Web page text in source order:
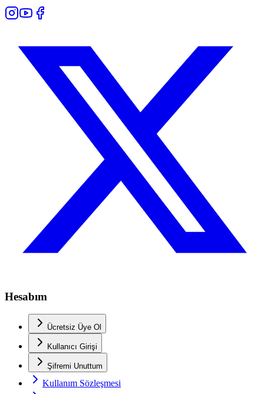
Hesabım
Ücretsiz Üye Ol
Kullanıcı Girişi
Şifremi Unuttum
Kullanım Sözleşmesi